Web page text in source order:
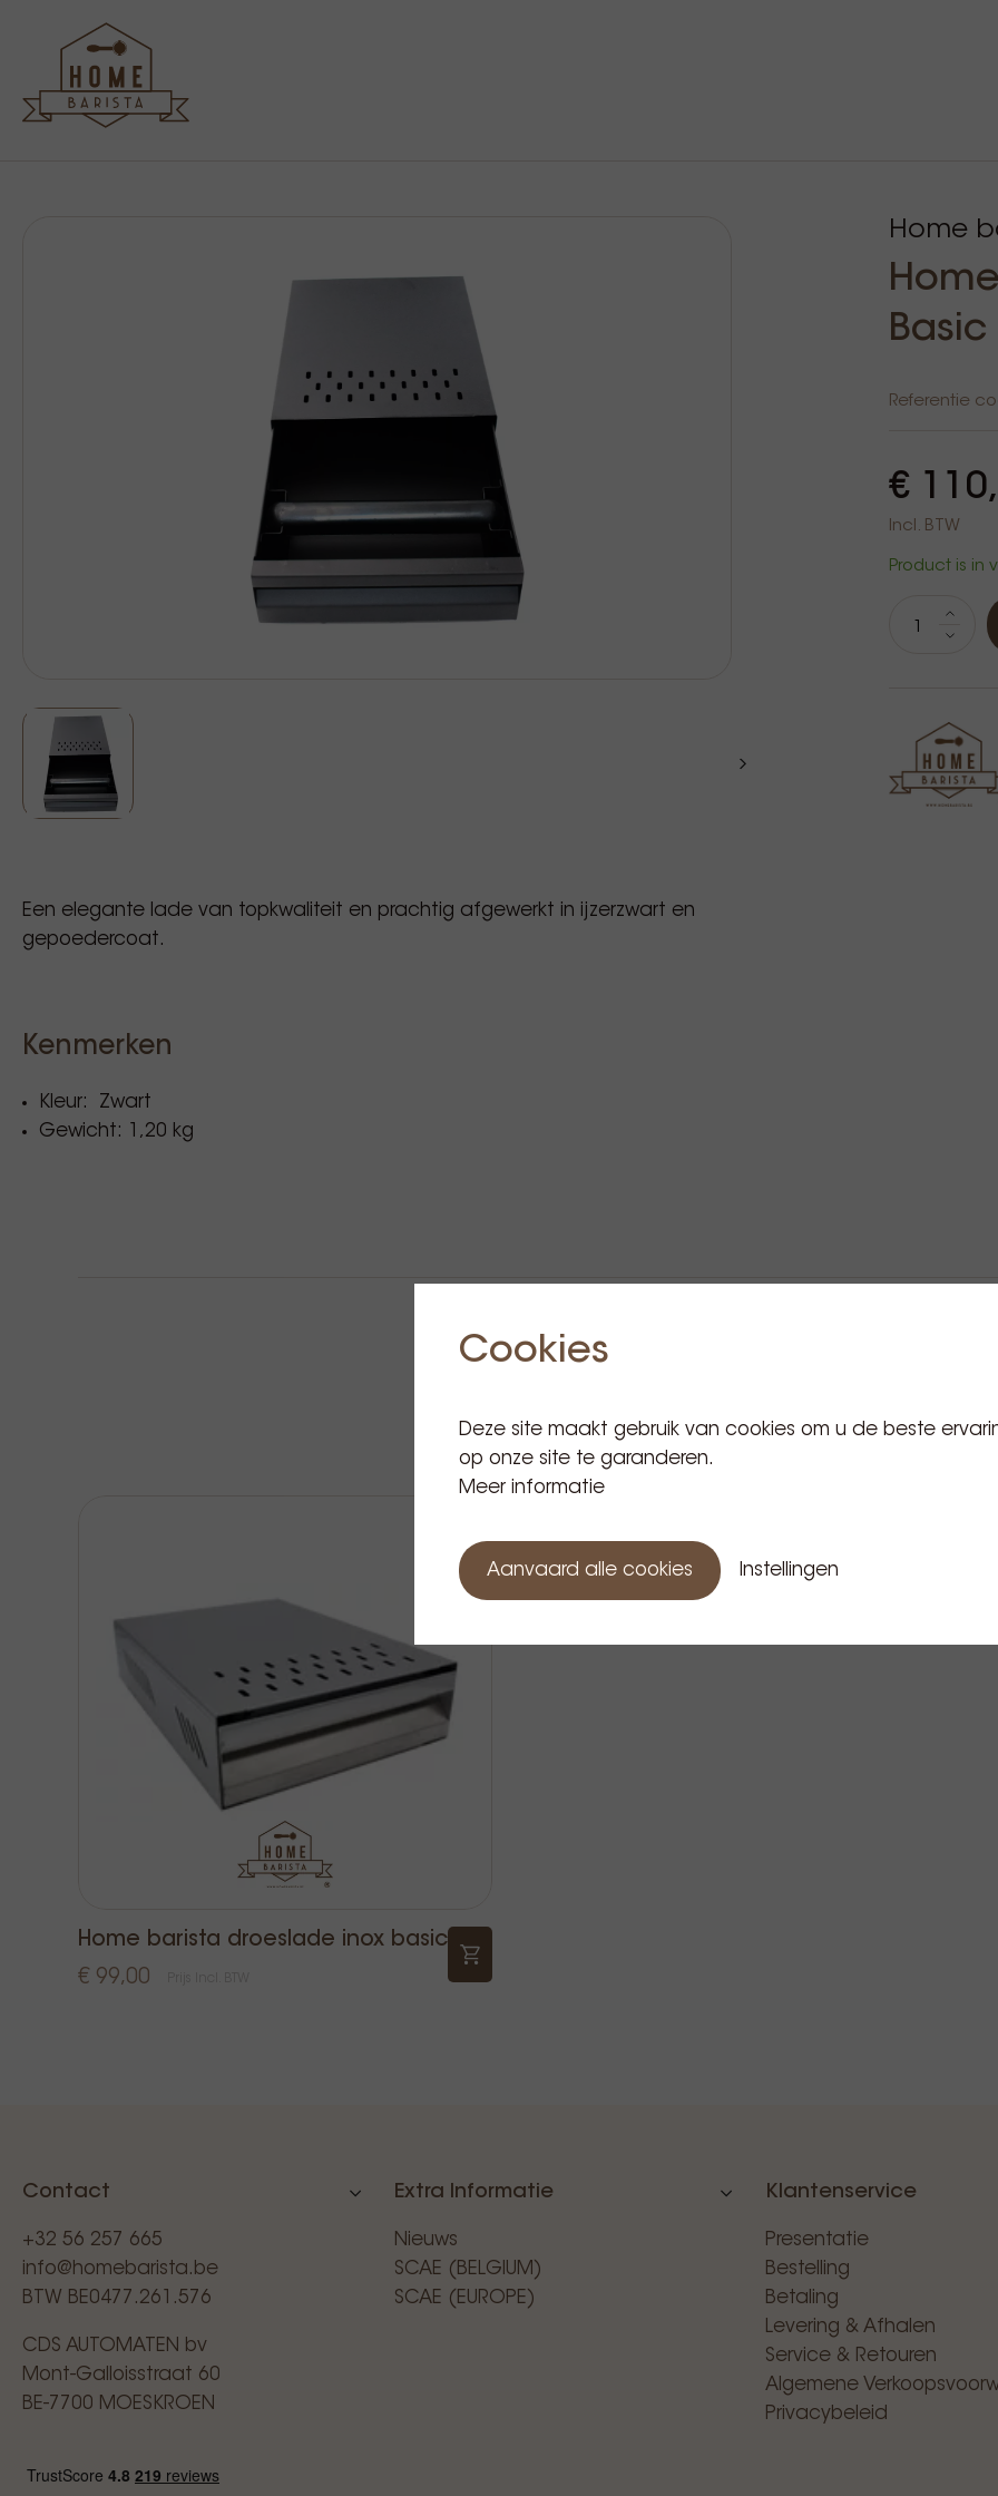
Een elegante lade van topkwaliteit en prachtig afgewerkt in ijzerzwart en
gepoedercoat.
Kenmerken
Kleur: Zwart
Gewicht: 1,20 kg
Home
Referentie
€
Incl. BTW
Product is in
Gerelateerde producten
Home barista droeslade inox basic
€ 99,00
Contact
+32 56 257 665
info@homebarista.be
BTW BE0477.261.576
CDS AUTOMATEN bv
Mont-Galloisstraat 60
BE-7700 MOESKROEN
Extra Informatie
Nieuws
SCAE (BELGIUM)
SCAE (EUROPE)
Klantenservice
Presentatie
Bestelling
Betaling
Levering & Afhalen
Service & Retouren
Algemene
Privacybeleid
Cookies
Deze site maakt gebruik van cookies om u de beste
op onze site te garanderen.
Meer informatie
Aanvaard alle cookies Instellingen